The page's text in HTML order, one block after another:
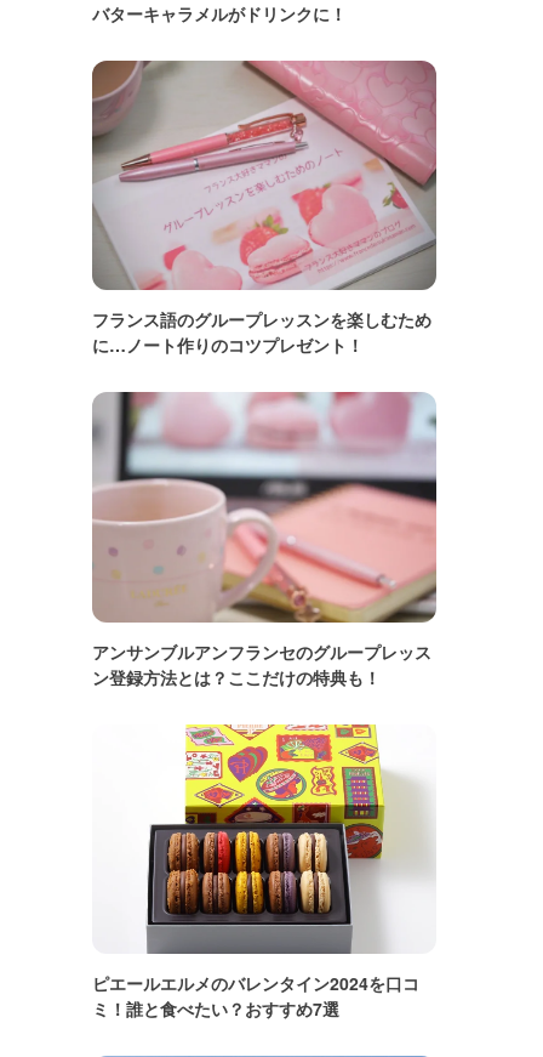
バターキャラメルがドリンクに！
フランス語のグループレッスンを楽しむため
に…ノート作りのコツプレゼント！
アンサンブルアンフランセのグループレッス
ン登録方法とは？ここだけの特典も！
ピエールエルメのバレンタイン2024を口コ
ミ！誰と食べたい？おすすめ7選